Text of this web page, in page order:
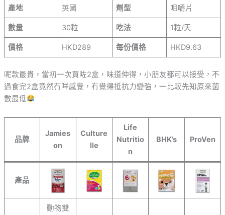
產地 英國 劑型 咀嚼片
數量 30粒 吃法 1粒/天
價格 HKD289 每份價格 HKD9.63
呢款最貴，當初一次買咗2盒，味道仲得，小朋友都可以接受，不
過食完2盒竟然冇咩感覺，冇覺得抵抗力變強，一比較先知原來菌
數最低
品牌
Jamies
on
Culture
lle
Life
Nutritio
n
BHK’s ProVen
產品
動物雙